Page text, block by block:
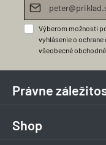
Výberom možnosti
vyhlásenie o
všeobecné
Právne
Shop